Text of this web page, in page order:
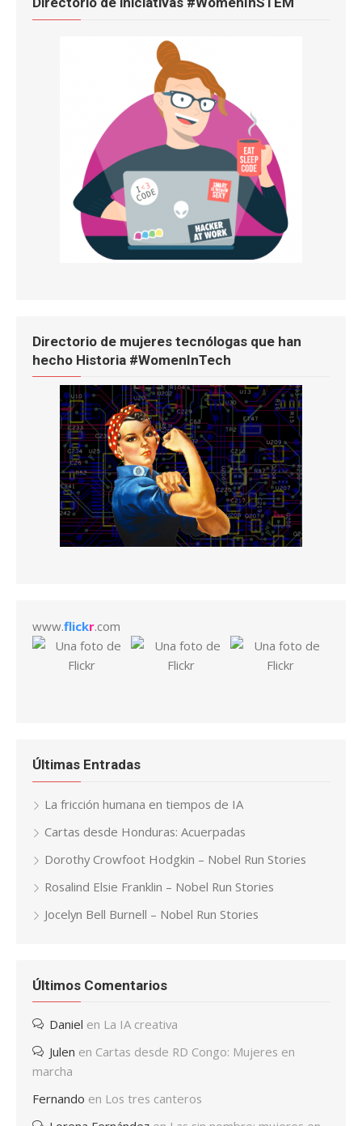
Directorio de mujeres tecnólogas que han
hecho Historia #WomenInTech
www.flickr.com
Últimas Entradas
La fricción humana en tiempos de IA
Cartas desde Honduras: Acuerpadas
Dorothy Crowfoot Hodgkin – Nobel Run Stories
Rosalind Elsie Franklin – Nobel Run Stories
Jocelyn Bell Burnell – Nobel Run Stories
Últimos Comentarios
Daniel en La IA creativa
Julen en Cartas desde RD Congo: Mujeres en
marcha
Fernando en Los tres canteros